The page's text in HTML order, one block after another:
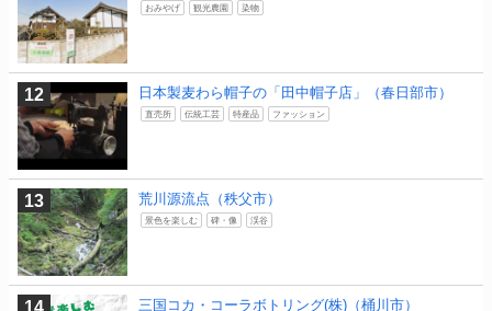
おみやげ 観光農園 染物
日本製麦わら帽子の「田中帽子店」（春日部市）
直売所 伝統工芸 特産品 ファッション
荒川源流点（秩父市）
景色を楽しむ 碑・像 渓谷
三国コカ・コーラボトリング(株)（桶川市）